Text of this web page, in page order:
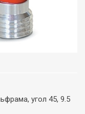
угол 45, 9.5